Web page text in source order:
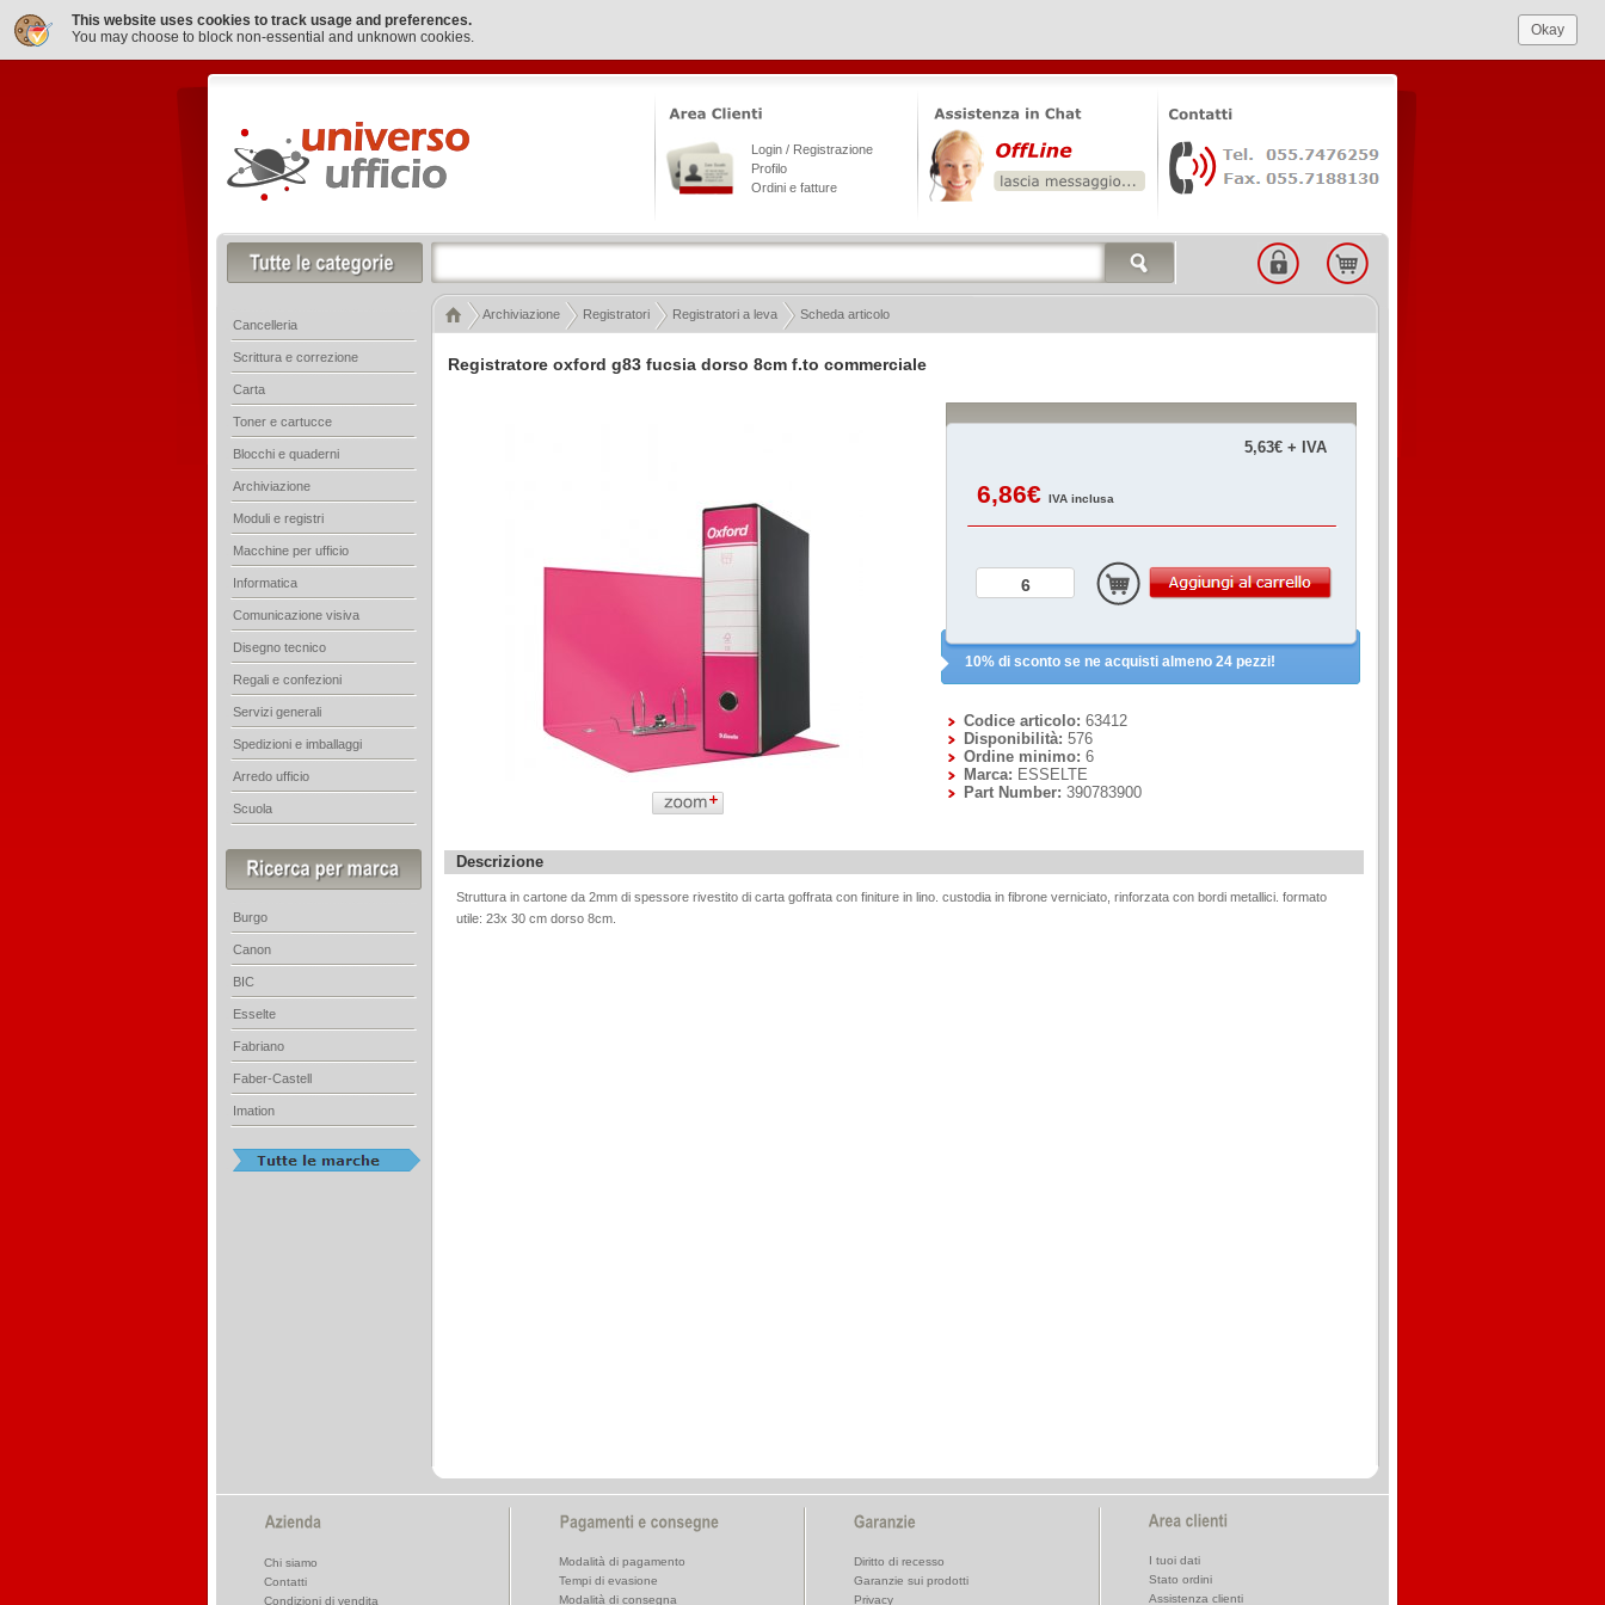
This website uses cookies to track usage and preferences.
You may choose to block non-essential and unknown cookies.
Okay
Registratore oxford g83 fucsia dorso 8cm f.to commerciale
Descrizione
Struttura in cartone da 2mm di spessore rivestito di carta goffrata con finiture in lino. custodia in fibrone verniciato, rinforzata con bordi metallici. formato
utile: 23x 30 cm dorso 8cm.
5,63€ + IVA
6,86€ IVA inclusa
10% di sconto se ne acquisti almeno 24 pezzi!
Codice articolo: 63412
Disponibilità: 576
Ordine minimo: 6
Marca: ESSELTE
Part Number: 390783900
Login / Registrazione
Profilo
Ordini e fatture
Archiviazione Registratori Registratori a leva Scheda articolo
Cancelleria
Scrittura e correzione
Carta
Toner e cartucce
Blocchi e quaderni
Archiviazione
Moduli e registri
Macchine per ufficio
Informatica
Comunicazione visiva
Disegno tecnico
Regali e confezioni
Servizi generali
Spedizioni e imballaggi
Arredo ufficio
Scuola
Burgo
Canon
BIC
Esselte
Fabriano
Faber-Castell
Imation
Chi siamo
Contatti
Condizioni di vendita
Modalità di pagamento
Tempi di evasione
Modalità di consegna
Diritto di recesso
Garanzie sui prodotti
Privacy
I tuoi dati
Stato ordini
Assistenza clienti